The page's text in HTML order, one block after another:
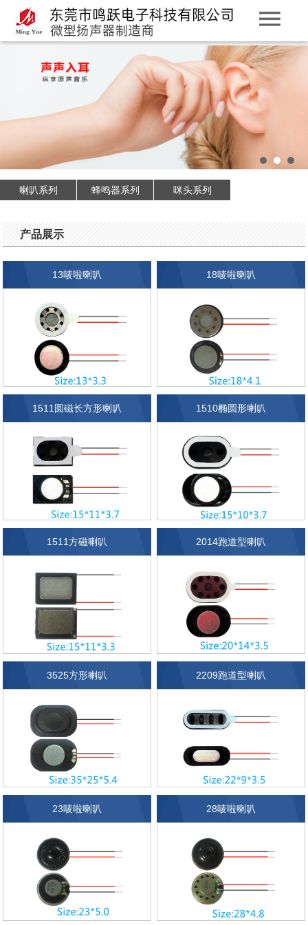
喇叭系列 蜂鸣器系列 咪头系列
产品展示
13唛啦喇叭 18唛啦喇叭
1510椭圆形喇叭
1511圆磁长方形喇叭
1511方磁喇叭 2014跑道型喇叭
2209跑道型喇叭
3525方形喇叭
23唛啦喇叭 28唛啦喇叭